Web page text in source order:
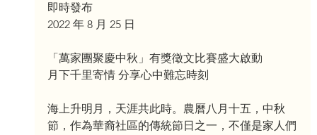
即時發布
2022 年 8 月 25 日
「萬家團聚慶中秋」有獎徵文比賽盛大啟動
月下千里寄情 分享心中難忘時刻
海上升明月，天涯共此時。農曆八月十五，中秋
節，作為華裔社區的傳統節日之一，不僅是家人們